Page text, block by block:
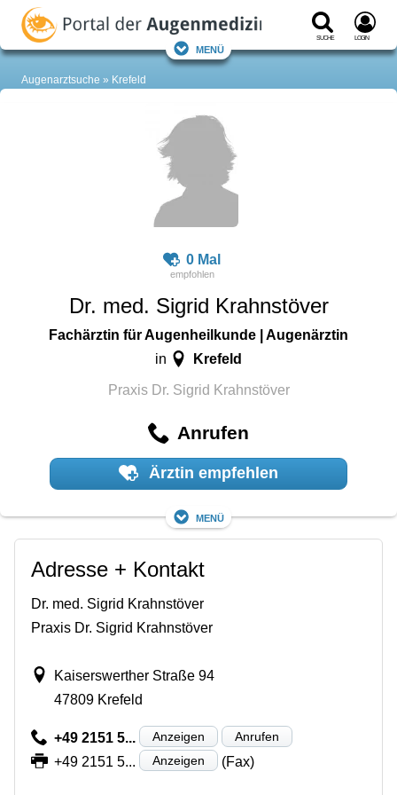
Suche Login
Menü
Augenarztsuche Krefeld
0 Mal
Dr. med. Sigrid Krahnstöver
Fachärztin für Augenheilkunde | Augenärztin
in Krefeld
Praxis Dr. Sigrid Krahnstöver
Anrufen
Ärztin empfehlen
Menü
Adresse + Kontakt
Dr. med. Sigrid Krahnstöver
Praxis Dr. Sigrid Krahnstöver
Kaiserswerther Straße 94
47809 Krefeld
+49 2151 5... Anzeigen Anrufen
+49 2151 5... Anzeigen (Fax)